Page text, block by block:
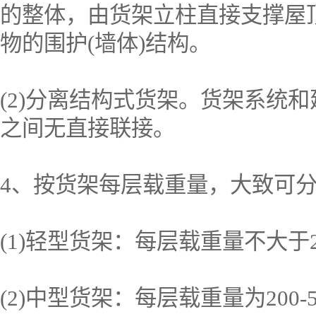
的整体，由货架立柱直接支撑
物的围护(墙体)结构。
(2)分离结构式货架。货架系统
之间无直接联接。
4、按货架每层载重量，大致可
(1)轻型货架：每层载重量不大于
(2)中型货架：每层载重量为200-